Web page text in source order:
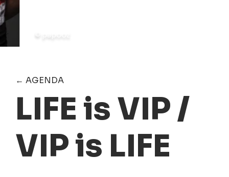
© papooz
← AGENDA
LIFE is VIP /
VIP is LIFE